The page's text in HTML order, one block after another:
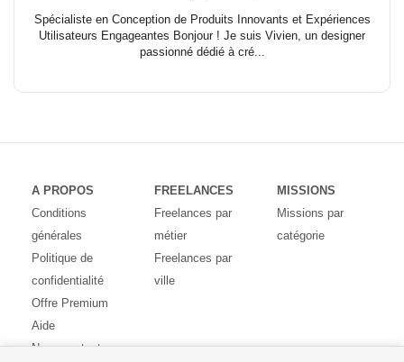
Spécialiste en Conception de Produits Innovants et Expériences
Utilisateurs Engageantes Bonjour ! Je suis Vivien, un designer
passionné dédié à cré...
A PROPOS
Conditions
générales
Politique de
confidentialité
Offre Premium
Aide
Nous contacter
FREELANCES
Freelances par
métier
Freelances par
ville
MISSIONS
Missions par
catégorie